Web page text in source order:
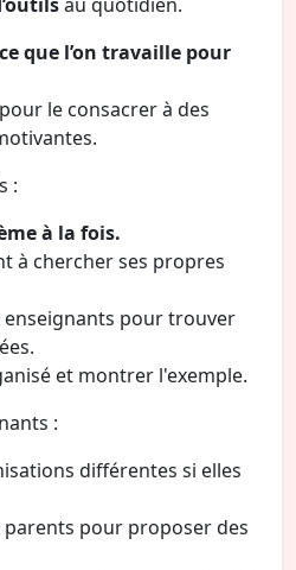
que l’on travaille pour
le consacrer à des
:
à la fois.
à chercher ses propres
enseignants pour trouver
et montrer l'exemple.
:
différentes si elles
parents pour proposer des